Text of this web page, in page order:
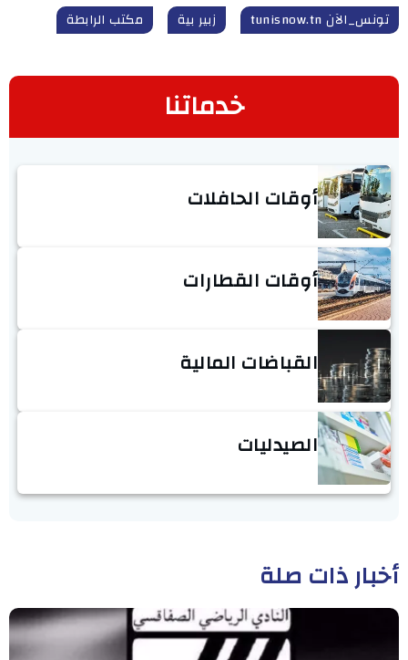
تونس_الآن tunisnow.tn
زبير بية مكتب الرابطة
خدماتنا
أوقات الحافلات
أوقات القطارات
القباضات المالية
الصيدليات
أخبار ذات صلة